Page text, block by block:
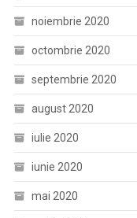
noiembrie 2020
octombrie 2020
septembrie 2020
august 2020
iulie 2020
iunie 2020
mai 2020